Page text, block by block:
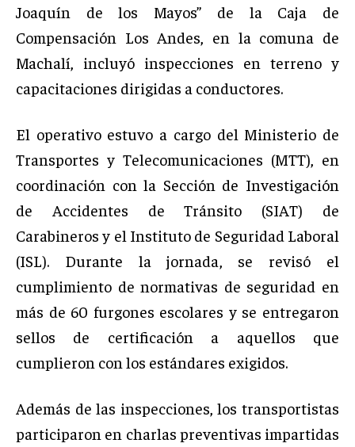
Joaquín de los Mayos” de la Caja de
Compensación Los Andes, en la comuna de
Machalí, incluyó inspecciones en terreno y
capacitaciones dirigidas a conductores.
El operativo estuvo a cargo del Ministerio de
Transportes y Telecomunicaciones (MTT), en
coordinación con la Sección de Investigación
de Accidentes de Tránsito (SIAT) de
Carabineros y el Instituto de Seguridad Laboral
(ISL). Durante la jornada, se revisó el
cumplimiento de normativas de seguridad en
más de 60 furgones escolares y se entregaron
sellos de certificación a aquellos que
cumplieron con los estándares exigidos.
Además de las inspecciones, los transportistas
participaron en charlas preventivas impartidas